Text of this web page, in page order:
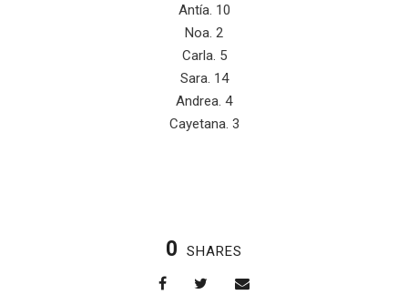
Antía. 10
Noa. 2
Carla. 5
Sara. 14
Andrea. 4
Cayetana. 3
0 SHARES